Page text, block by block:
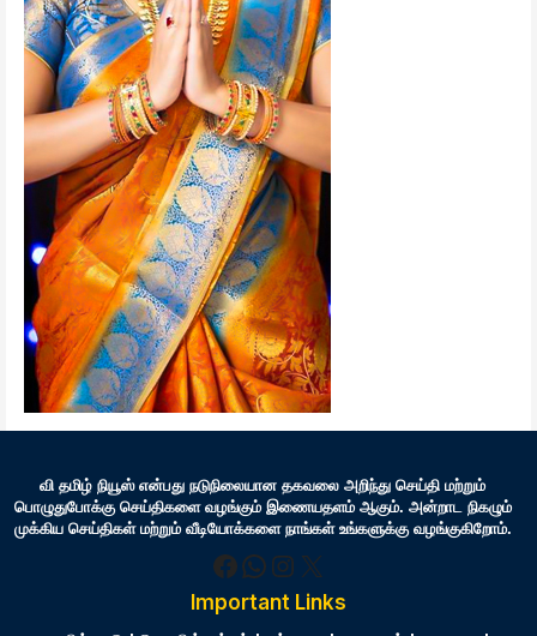
வி தமிழ் நியூஸ் என்பது நடுநிலையான தகவலை அறிந்து செய்தி மற்றும்
பொழுதுபோக்கு செய்திகளை வழங்கும் இணையதளம் ஆகும். அன்றாட நிகழும்
முக்கிய செய்திகள் மற்றும் வீடியோக்களை நாங்கள் உங்களுக்கு வழங்குகிறோம்.
Facebook
WhatsApp
Instagram
X
Important Links